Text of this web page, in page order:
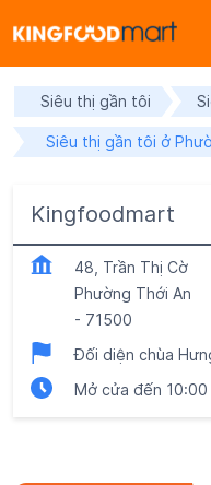
Siêu thị gần tôi
Siêu thị gần tôi ở
Kingfoodmart
48, Trần Thị Cờ
Phường Thới An
- 71500
Đối diện chùa
Mở cửa đến 10:00